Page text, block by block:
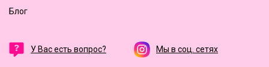
Блог
У Вас есть вопрос? Мы в соц. сетях